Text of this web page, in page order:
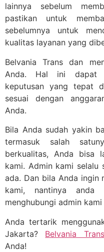
lainnya sebelum
pastikan untuk
sebelumnya untuk
kualitas layanan yang
Belvania Trans dan
Anda. Hal ini dapat
keputusan yang tepat
sesuai dengan
Anda.
Bila Anda sudah yakin
termasuk salah
berkualitas, Anda bisa
kami. Admin kami selalu
ada. Dan bila Anda ingin
kami, nantinya anda
menghubungi admin
Anda tertarik
Jakarta? Belvania Trans
Anda!